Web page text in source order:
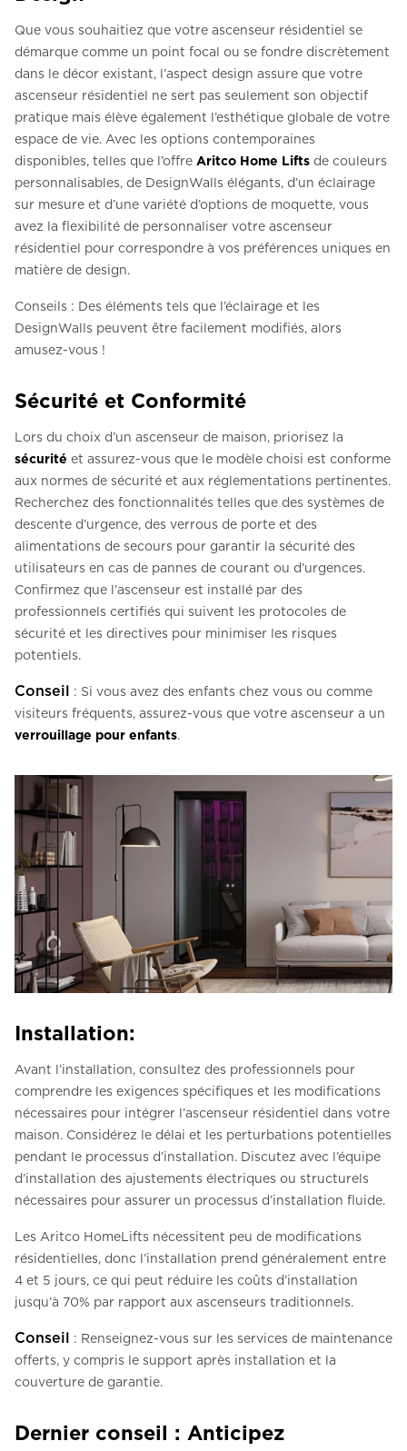
Que vous souhaitiez que votre ascenseur résidentiel se
démarque comme un point focal ou se fondre discrètement
dans le décor existant, l’aspect design assure que votre
ascenseur résidentiel ne sert pas seulement son objectif
pratique mais élève également l’esthétique globale de votre
espace de vie. Avec les options contemporaines
disponibles, telles que l’offre Aritco Home Lifts de couleurs
personnalisables, de DesignWalls élégants, d’un éclairage
sur mesure et d’une variété d’options de moquette, vous
avez la flexibilité de personnaliser votre ascenseur
résidentiel pour correspondre à vos préférences uniques en
matière de design.
Conseils : Des éléments tels que l’éclairage et les
DesignWalls peuvent être facilement modifiés, alors
amusez-vous !
Sécurité et Conformité
Lors du choix d’un ascenseur de maison, priorisez la
sécurité et assurez-vous que le modèle choisi est conforme
aux normes de sécurité et aux réglementations pertinentes.
Recherchez des fonctionnalités telles que des systèmes de
descente d’urgence, des verrous de porte et des
alimentations de secours pour garantir la sécurité des
utilisateurs en cas de pannes de courant ou d’urgences.
Confirmez que l’ascenseur est installé par des
professionnels certifiés qui suivent les protocoles de
sécurité et les directives pour minimiser les risques
potentiels.
Conseil : Si vous avez des enfants chez vous ou comme
visiteurs fréquents, assurez-vous que votre ascenseur a un
verrouillage pour enfants.
Installation:
Avant l’installation, consultez des professionnels pour
comprendre les exigences spécifiques et les modifications
nécessaires pour intégrer l’ascenseur résidentiel dans votre
maison. Considérez le délai et les perturbations potentielles
pendant le processus d’installation. Discutez avec l’équipe
d’installation des ajustements électriques ou structurels
nécessaires pour assurer un processus d’installation fluide.
Les Aritco HomeLifts nécessitent peu de modifications
résidentielles, donc l’installation prend généralement entre
4 et 5 jours, ce qui peut réduire les coûts d’installation
jusqu’à 70% par rapport aux ascenseurs traditionnels.
Conseil : Renseignez-vous sur les services de maintenance
offerts, y compris le support après installation et la
couverture de garantie.
Dernier conseil : Anticipez